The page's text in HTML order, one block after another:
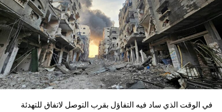
في الوقت الذي ساد فيه التفاؤل بقرب التوصل لاتفاق للتهدئة